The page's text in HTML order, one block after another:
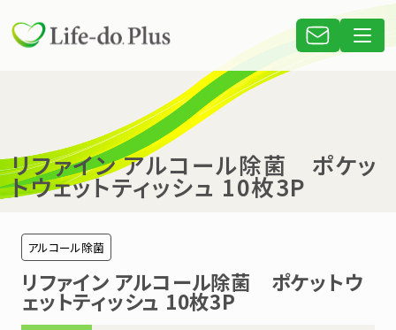
リファイン アルコール除菌 ポケッ
トウェットティッシュ 10枚3P
アルコール除菌
リファイン アルコール除菌 ポケットウ
ェットティッシュ 10枚3P